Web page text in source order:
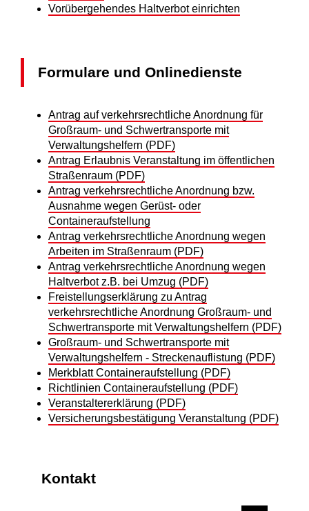
Vorübergehendes Haltverbot einrichten
Formulare und Onlinedienste
Antrag auf verkehrsrechtliche Anordnung für
Großraum- und Schwertransporte mit
Verwaltungshelfern (PDF)
Antrag Erlaubnis Veranstaltung im öffentlichen
Straßenraum (PDF)
Antrag verkehrsrechtliche Anordnung bzw.
Ausnahme wegen Gerüst- oder
Containeraufstellung
Antrag verkehrsrechtliche Anordnung wegen
Arbeiten im Straßenraum (PDF)
Antrag verkehrsrechtliche Anordnung wegen
Haltverbot z.B. bei Umzug (PDF)
Freistellungserklärung zu Antrag
verkehrsrechtliche Anordnung Großraum- und
Schwertransporte mit Verwaltungshelfern (PDF)
Großraum- und Schwertransporte mit
Verwaltungshelfern - Streckenauflistung (PDF)
Merkblatt Containeraufstellung (PDF)
Richtlinien Containeraufstellung (PDF)
Veranstaltererklärung (PDF)
Versicherungsbestätigung Veranstaltung (PDF)
Kontakt